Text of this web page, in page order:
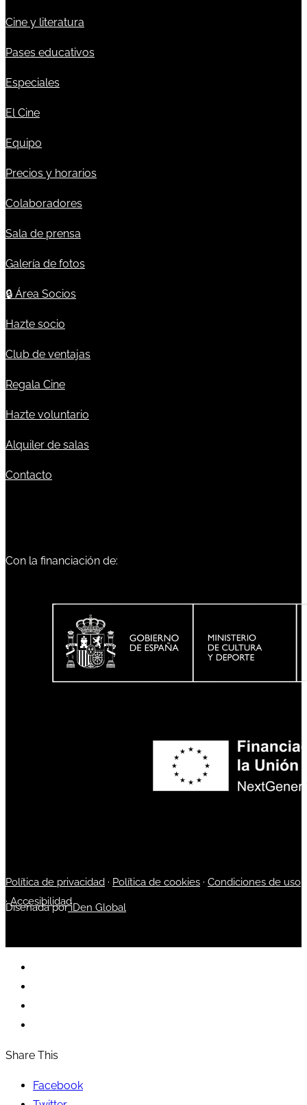
Cine y literatura
Pases educativos
Especiales
El Cine
Equipo
Precios y horarios
Colaboradores
Sala de prensa
Galería de fotos
🔒 Área Socios
Hazte socio
Club de ventajas
Regala Cine
Hazte voluntario
Alquiler de salas
Contacto
Con la financiación de:
Política de privacidad · Política de cookies · Condiciones de uso
·Accesibilidad
Diseñada poriDen Global
Share This
Facebook